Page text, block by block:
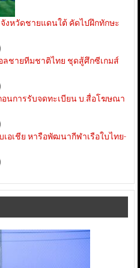
งหวัดชายแดนใต้ คัดไปฝึกทักษะ
ลชายทีมชาติไทย ชุดสู้ศึกซีเกมส์
ถอนการรับจดทะเบียน บ.สื่อโฆษณา
เอเชีย หารือพัฒนากีฬาเรือใบไทย-